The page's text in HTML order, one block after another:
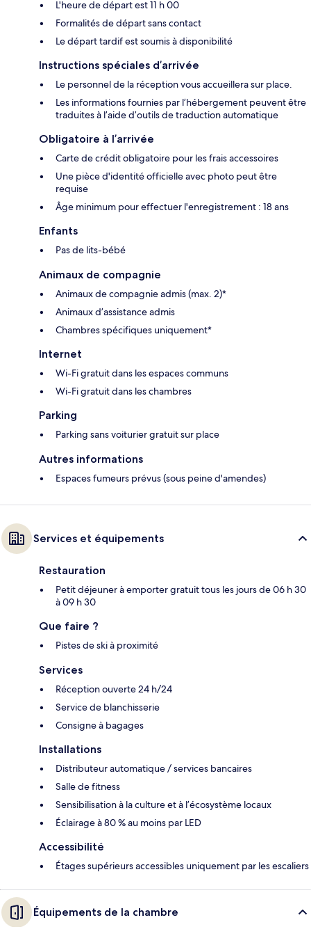
L'heure de départ est 11 h 00
Formalités de départ sans contact
Le départ tardif est soumis à disponibilité
Instructions spéciales d’arrivée
Le personnel de la réception vous accueillera sur place.
Les informations fournies par l’hébergement peuvent être
traduites à l’aide d’outils de traduction automatique
Obligatoire à l’arrivée
Carte de crédit obligatoire pour les frais accessoires
Une pièce d'identité officielle avec photo peut être
requise
Âge minimum pour effectuer l'enregistrement : 18 ans
Enfants
Pas de lits-bébé
Animaux de compagnie
Animaux de compagnie admis (max. 2)*
Animaux d’assistance admis
Chambres spécifiques uniquement*
Internet
Wi-Fi gratuit dans les espaces communs
Wi-Fi gratuit dans les chambres
Parking
Parking sans voiturier gratuit sur place
Autres informations
Espaces fumeurs prévus (sous peine d'amendes)
Services et équipements
Restauration
Petit déjeuner à emporter gratuit tous les jours de 06 h 30
à 09 h 30
Que faire ?
Pistes de ski à proximité
Services
Réception ouverte 24 h/24
Service de blanchisserie
Consigne à bagages
Installations
Distributeur automatique / services bancaires
Salle de fitness
Sensibilisation à la culture et à l’écosystème locaux
Éclairage à 80 % au moins par LED
Accessibilité
Étages supérieurs accessibles uniquement par les escaliers
Équipements de la chambre